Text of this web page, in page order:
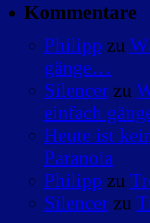
Kommentare
Philipp zu
gänge…
Silencer zu
einfach
Heute ist
Paranoia
Philipp zu
Silencer zu